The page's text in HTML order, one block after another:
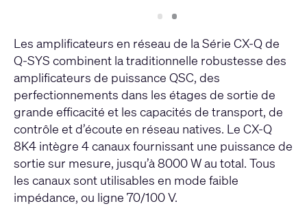
Slide
1 Slide
2
Les amplificateurs en réseau de la Série CX-Q de
Q-SYS combinent la traditionnelle robustesse des
amplificateurs de puissance QSC, des
perfectionnements dans les étages de sortie de
grande efficacité et les capacités de transport, de
contrôle et d’écoute en réseau natives. Le CX-Q
8K4 intègre 4 canaux fournissant une puissance de
sortie sur mesure, jusqu’à 8000 W au total. Tous
les canaux sont utilisables en mode faible
impédance, ou ligne 70/100 V.